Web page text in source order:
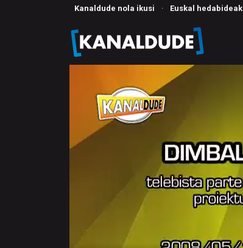
Kanaldude nola ikusi · Euskal hedabideak